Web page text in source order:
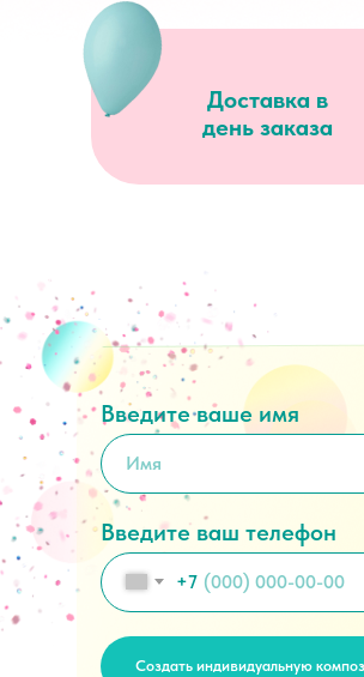
Доставка в
день заказа
Введите ваше имя
Введите ваш телефон
+7
Создать индивидуальную